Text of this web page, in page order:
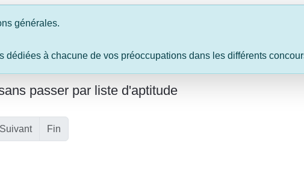
générales.
dédiées à chacune de vos préoccupations dans les différents
passer par liste d'aptitude
Suivant Fin